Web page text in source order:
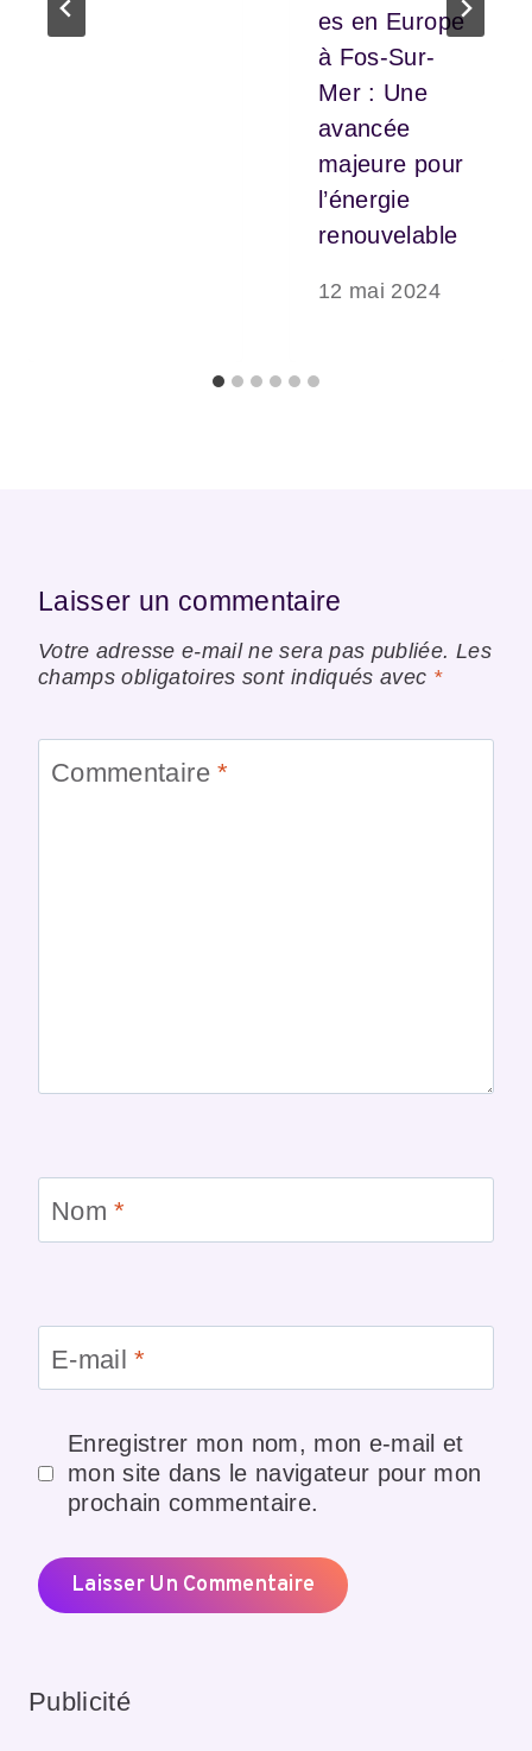
es en Europe
à Fos-Sur-
Mer : Une
avancée
majeure pour
l’énergie
renouvelable
12 mai 2024
Laisser un commentaire
Votre adresse e-mail ne sera pas publiée. Les
champs obligatoires sont indiqués avec *
Commentaire*
Nom*
E-mail*
Enregistrer mon nom, mon e-mail et
mon site dans le navigateur pour mon
prochain commentaire.
Publicité